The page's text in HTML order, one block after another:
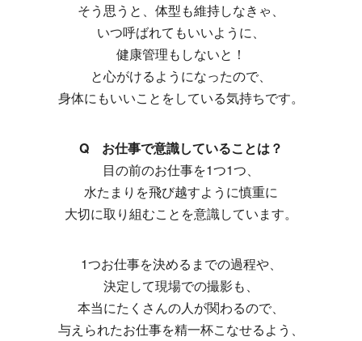
そう思うと、体型も維持しなきゃ、
いつ呼ばれてもいいように、
健康管理もしないと！
と心がけるようになったので、
身体にもいいことをしている気持ちです。
Q お仕事で意識していることは？
目の前のお仕事を1つ1つ、
水たまりを飛び越すように慎重に
大切に取り組むことを意識しています。
1つお仕事を決めるまでの過程や、
決定して現場での撮影も、
本当にたくさんの人が関わるので、
与えられたお仕事を精一杯こなせるよう、